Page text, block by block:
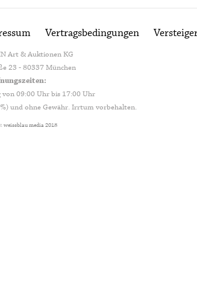
Vertragsbedingungen
Art & Auktionen KG
23 - 80337 München
09:00 Uhr bis 17:00 Uhr
und ohne Gewähr. Irrtum vorbehalten.
weissblau media 2018